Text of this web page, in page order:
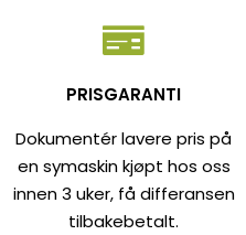
PRISGARANTI
Dokumentér lavere pris på
en symaskin kjøpt hos oss
innen 3 uker, få differansen
tilbakebetalt.